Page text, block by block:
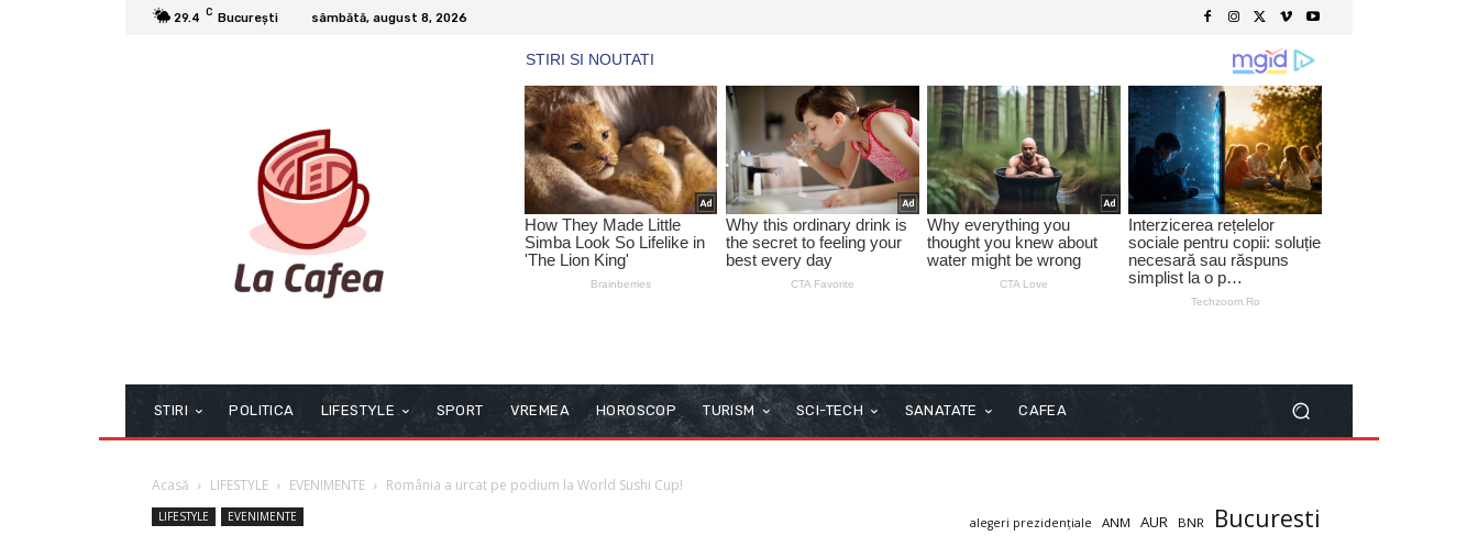
29.4 C București sâmbătă, august 8, 2026
STIRI POLITICA LIFESTYLE SPORT VREMEA HOROSCOP TURISM SCI-TECH SANATATE CAFEA
Acasă LIFESTYLE EVENIMENTE România a urcat pe podium la World Sushi Cup!
LIFESTYLE EVENIMENTE alegeri prezidențiale ANM AUR BNR Bucuresti